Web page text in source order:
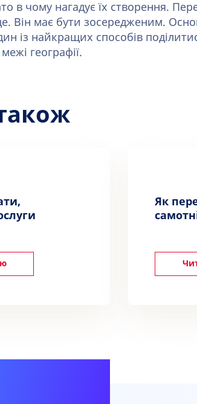
в чому нагадує їх створення.
Він має бути зосередженим.
із найкращих способів
географії.
Як